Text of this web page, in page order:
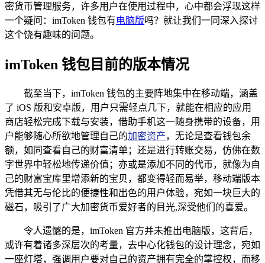
密货币管理服务，许多用户在使用过程中，心中都会浮现这样
一个疑问：imToken 钱包有电脑版吗？就让我们一同深入探讨
这个饶有趣味的问题。
imToken 钱包目前的版本情况
截至当下，imToken 钱包的主要阵地集中在移动端，涵盖
了 iOS 版和安卓版，用户只需轻点几下，就能在相应的应用
商店轻松完成下载与安装，借助手机这一随身携带的设备，用
户能够随心所欲地管理自己的加密资产，无论是查看钱包余
额，如同查看自己的财富清单；还是进行转账交易，仿佛在数
字世界中轻松地传递价值；亦或是添加不同的代币，就像为自
己的财富宝库里增添新的宝贝，都变得轻而易举，移动端版本
凭借其无与伦比的便捷性和出色的用户体验，宛如一块巨大的
磁石，吸引了广大加密货币爱好者的目光,深受他们的喜爱。
令人遗憾的是，imToken 官方并未推出电脑版，这背后，
或许有着诸多深层次的考量，去中心化钱包的设计理念，宛如
一座灯塔，强调用户要对自己的资产拥有完全的掌控权，而移